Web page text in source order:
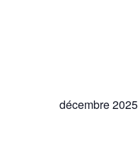
décembre 2025